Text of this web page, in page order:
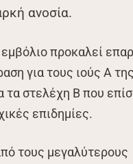
ανοσία.
προκαλεί
για τους ιούς Α
τα στελέχη Β που
επιδημίες.
τους μεγαλύτερους